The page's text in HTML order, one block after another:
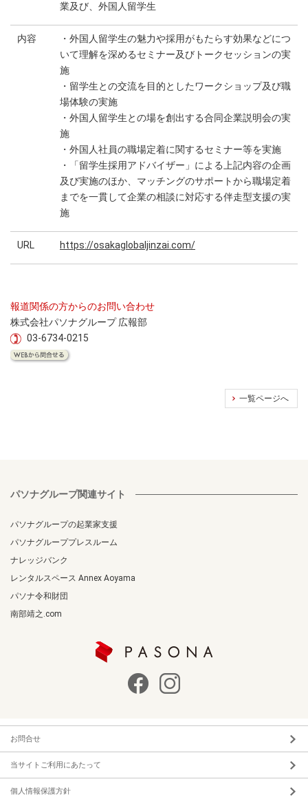
業及び、外国人留学生
内容
・外国人留学生の魅力や採用がもたらす効果などにつ
いて理解を深めるセミナー及びトークセッションの実
施
・留学生との交流を目的としたワークショップ及び職
場体験の実施
・外国人留学生との場を創出する合同企業説明会の実
施
・外国人社員の職場定着に関するセミナー等を実施
・「留学生採用アドバイザー」による上記内容の企画
及び実施のほか、マッチングのサポートから職場定着
までを一貫して企業の相談に対応する伴走型支援の実
施
URL https://osakaglobaljinzai.com/
報道関係の方からのお問い合わせ
株式会社パソナグループ 広報部
03-6734-0215
一覧ページへ
パソナグループ関連サイト
パソナグループの起業家支援
パソナグループプレスルーム
ナレッジバンク
レンタルスペース Annex Aoyama
パソナ令和財団
南部靖之.com
お問合せ
当サイトご利用にあたって
個人情報保護方針